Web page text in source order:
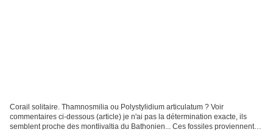
Corail solitaire. Thamnosmilia ou Polystylidium articulatum ? Voir
commentaires ci-dessous (article) je n'ai pas la détermination exacte, ils
semblent proche des montlivaltia du Bathonien... Ces fossiles proviennent